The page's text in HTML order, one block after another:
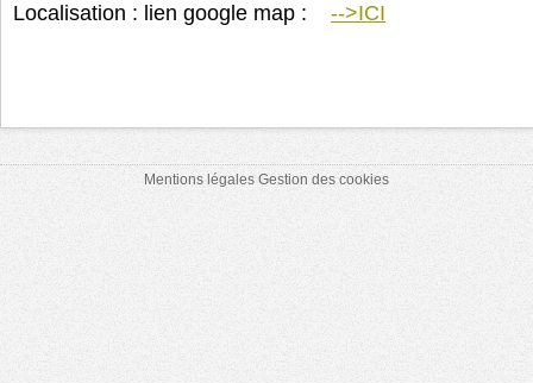
Localisation : lien google map : -->ICI
Mentions légales Gestion des cookies